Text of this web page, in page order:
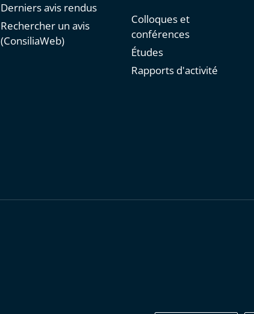
Derniers avis rendus
Rechercher un avis
(ConsiliaWeb)
Colloques et
conférences
Études
Rapports d'activité